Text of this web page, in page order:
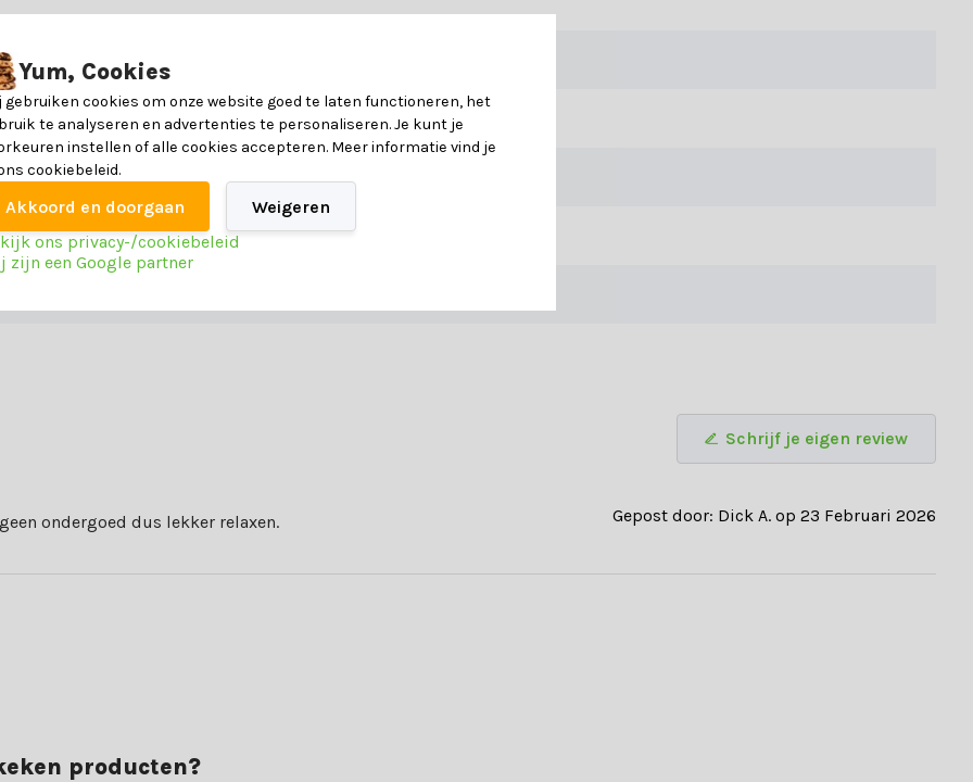
6150539893827
Aluminium en touw
60 cm
67 cm
Schrijf je eigen review
ondergoed dus lekker relaxen. Gepost door: Dick A. op 23 Februari 2026
producten?
Yum, Cookies
gebruiken cookies om onze website goed te laten functioneren, het
te analyseren en advertenties te personaliseren. Je kunt je
instellen of alle cookies accepteren. Meer informatie vind je
cookiebeleid.
Akkoord en doorgaan
Weigeren
ons privacy-/cookiebeleid
zijn een Google partner